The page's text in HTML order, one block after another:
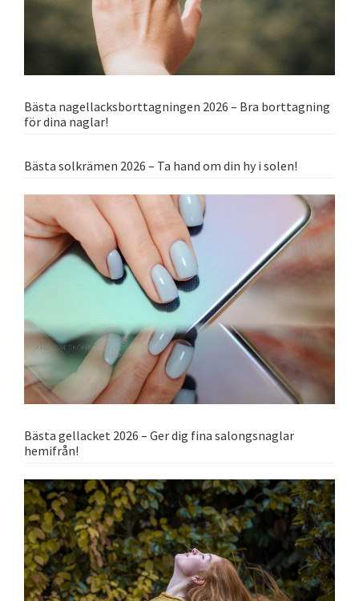
Bästa nagellacksborttagningen 2026 – Bra borttagning
för dina naglar!
Bästa solkrämen 2026 – Ta hand om din hy i solen!
Bästa gellacket 2026 – Ger dig fina salongsnaglar
hemifrån!